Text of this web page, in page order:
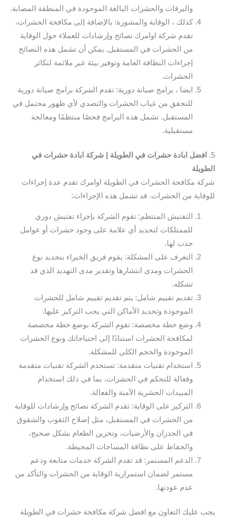
واليرقات والحشرات البالغة الموجودة في المنطقة المصابة.
كذلك ، الوقاية والمشورة: بالإضافة إلى مكافحة الحشرات،
تقدم شركة اوامرك نصائح وإرشادات للعملاء حول الوقاية
من الحشرات في المستقبل. يمكن أن تشمل هذه النصائح
إجراءات النظافة العامة وتوفير بيئة غير ملائمة لتكاثر
الحشرات.
ايضا ، برامج صيانة دورية: تقدم الشركة برامج صيانة دورية
للتحقق من غياب الحشرات والتصدي لأي ظهور محتمل في
المستقبل. تشمل هذه البرامج فحصًا منتظمًا ومعالجة
مستقبلية.
5.
افضل ابادة حشرات في الطويلة | شركة ابادة حشرات في
الطويلة
شركة مكافحة الحشرات في الطويلة اوامرك تقدم عدة إجراءات
للوقاية من الحشرات. قد تشمل هذه الإجراءات:
التفتيش المنتظم: تقوم الشركة بإجراء تفتيش دوري
للممتلكات لتحديد أي علامة على وجود حشرات أو عوامل
جذب لها.
التعرف على المشكلة: يقوم فريق الخبراء بتحديد نوع
الحشرات ومدى انتشارها وتقدير مدى التهديد الذي قد
تشكله.
تقديم تقييم شامل: يتم تقديم تقييم شامل للحشرات
الموجودة وتحديد الأماكن التي يجب التركيز عليها.
وضع خطة مخصصة: تقوم الشركة بوضع خطة مخصصة
لمكافحة الحشرات استنادًا إلى احتياجاتك ونوع الحشرات
الموجودة والحجم الكلي للمشكلة.
استخدام تقنيات متقدمة: تستخدم الشركة تقنيات متقدمة
وفعالة للتحكم في الحشرات، بما في ذلك استخدام
المبيدات الحشرية الآمنة والفعالة.
التركيز على الوقاية: تقدم الشركة نصائح وإرشادات للوقاية
من الحشرات في المستقبل، مثل إصلاح الثقوب والشقوق
في الجدران والأرضيات، وتخزين الطعام بشكل صحيح،
والحفاظ على نظافة المساحات المحيطة.
الدعم المستمر: قد تقدم الشركة خدمات متابعة ودعم
مستمر لضمان استمرارية الوقاية من الحشرات والتأكد من
عدم عودتها.
يجب عليك التعاون مع افضل شركة مكافحة حشرات في الطويلة